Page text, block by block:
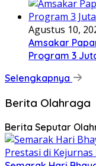
Agustus 10,
Amsakar
Program 3
Selengkapnya
Berita Olahraga
Berita Seputar